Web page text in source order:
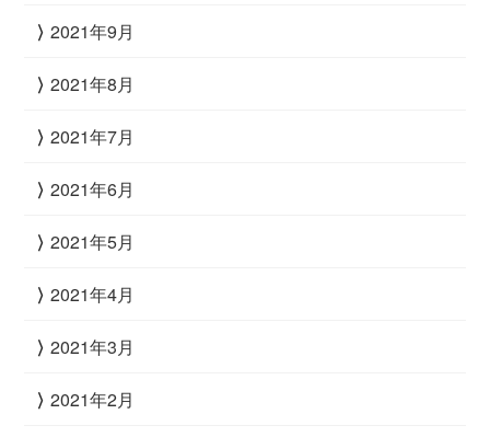
2021年9月
2021年8月
2021年7月
2021年6月
2021年5月
2021年4月
2021年3月
2021年2月